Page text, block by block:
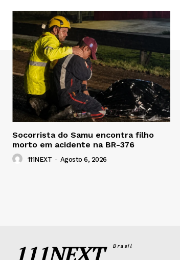
Socorrista do Samu encontra filho
morto em acidente na BR-376
111NEXT - Agosto 6, 2026
111NEXTBrasil